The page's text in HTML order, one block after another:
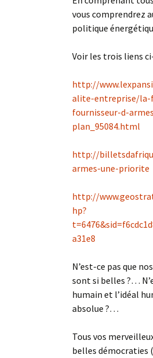
vous comprendrez
politique
Voir les trois liens
http://
alite-entreprise/la-
fournisseur-d-
plan_95084.html
http://
armes-une-priorite
http://
hp?
a31e8
N’est-ce pas que
sont si belles ?…
humain et l’idéal
absolue ?…
Tous vos
belles démocraties